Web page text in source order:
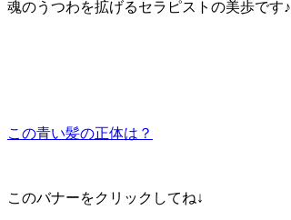
魂のうつわを拡げるセラピストの美歩です♪
この青い髪の正体は？
このバナーをクリックしてね↓